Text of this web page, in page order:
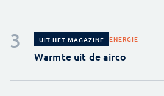
UIT HET MAGAZINE ENERGIE
Warmte uit de airco